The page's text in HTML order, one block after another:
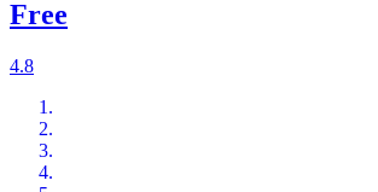
Free
4.8